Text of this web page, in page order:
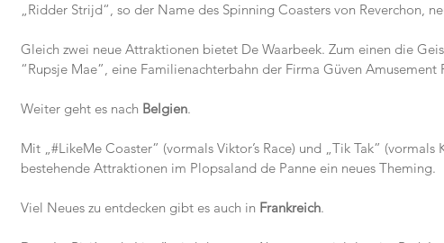
„Ridder Strijd“, so der Name des Spinning Coasters von Reverchon,
Gleich zwei neue Attraktionen bietet De Waarbeek. Zum einen die
“Rupsje Mae”, eine Familienachterbahn der Firma Güven Amusement
Weiter geht es nach Belgien.
Mit „#LikeMe Coaster” (vormals Viktor’s Race) und „Tik Tak”
bestehende Attraktionen im Plopsaland de Panne ein neues Theming.
Viel Neues zu entdecken gibt es auch in Frankreich.